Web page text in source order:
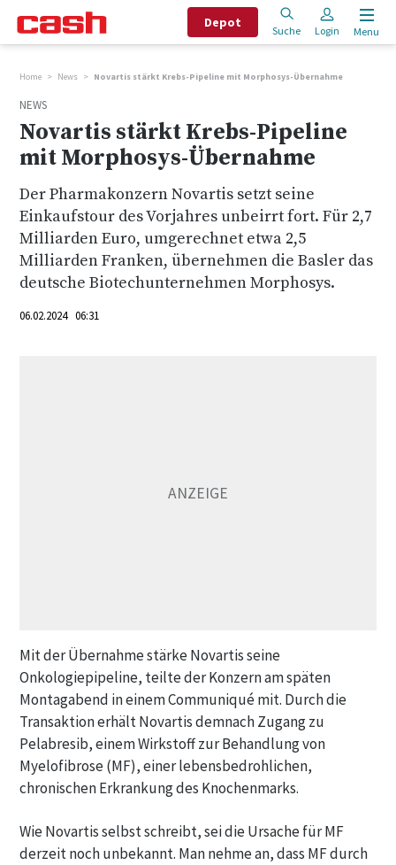
Depot
Suche Login Menu
Home News Novartis stärkt Krebs-Pipeline mit Morphosys-Übernahme
NEWS
Novartis stärkt Krebs-Pipeline
mit Morphosys-Übernahme
Der Pharmakonzern Novartis setzt seine
Einkaufstour des Vorjahres unbeirrt fort. Für 2,7
Milliarden Euro, umgerechnet etwa 2,5
Milliarden Franken, übernehmen die Basler das
deutsche Biotechunternehmen Morphosys.
06.02.2024 06:31
Mit der Übernahme stärke Novartis seine
Onkologiepipeline, teilte der Konzern am späten
Montagabend in einem Communiqué mit. Durch die
Transaktion erhält Novartis demnach Zugang zu
Pelabresib, einem Wirkstoff zur Behandlung von
Myelofibrose (MF), einer lebensbedrohlichen,
chronischen Erkrankung des Knochenmarks.
Wie Novartis selbst schreibt, sei die Ursache für MF
derzeit noch unbekannt. Man nehme an, dass MF durch